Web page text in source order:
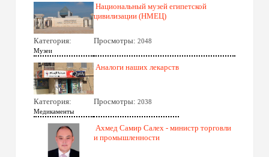
Национальный музей египетской
цивилизации (НМЕЦ)
Категория:
Музеи
Просмотры: 2048
Аналоги наших лекарств
Категория:
Медикаменты
Просмотры: 2038
Ахмед Самир Салех - министр торговли
и промышленности